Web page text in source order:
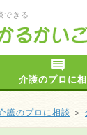
できる
介護のプロに
護のプロに相談 ＞